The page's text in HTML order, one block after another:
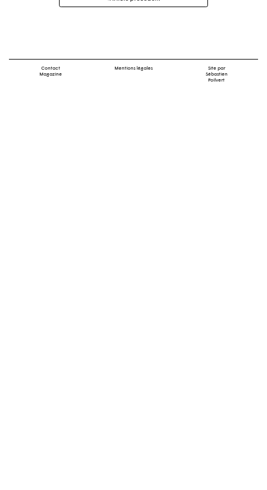
Contact
Magazine
Mentions légales
Site par
Sébastien
Poilvert